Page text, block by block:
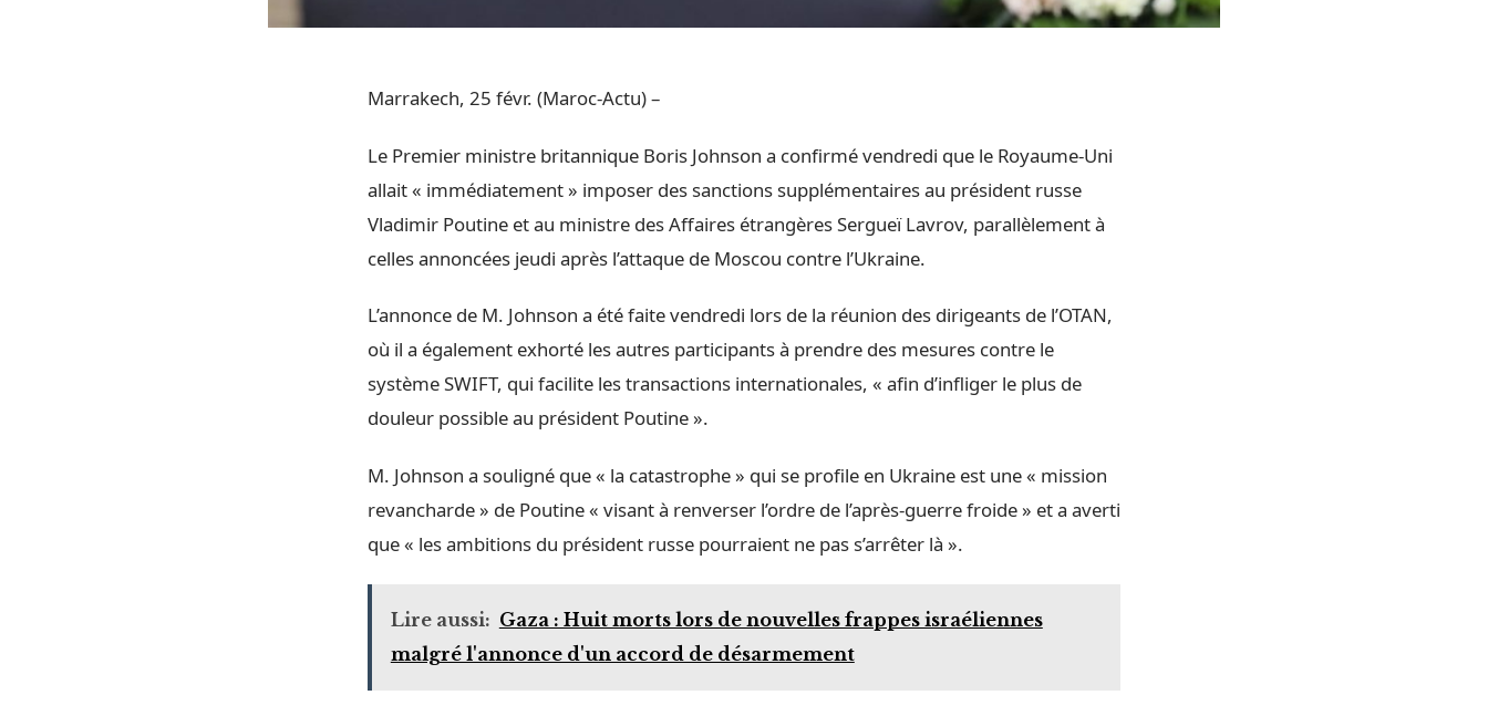
Marrakech, 25 févr. (Maroc-Actu) –
Le Premier ministre britannique Boris Johnson a confirmé vendredi que le Royaume-Uni
allait « immédiatement » imposer des sanctions supplémentaires au président russe
Vladimir Poutine et au ministre des Affaires étrangères Sergueï Lavrov, parallèlement à
celles annoncées jeudi après l’attaque de Moscou contre l’Ukraine.
L’annonce de M. Johnson a été faite vendredi lors de la réunion des dirigeants de l’OTAN,
où il a également exhorté les autres participants à prendre des mesures contre le
système SWIFT, qui facilite les transactions internationales, « afin d’infliger le plus de
douleur possible au président Poutine ».
M. Johnson a souligné que « la catastrophe » qui se profile en Ukraine est une « mission
revancharde » de Poutine « visant à renverser l’ordre de l’après-guerre froide » et a averti
que « les ambitions du président russe pourraient ne pas s’arrêter là ».
Lire aussi: Gaza : Huit morts lors de nouvelles frappes israéliennes
malgré l'annonce d'un accord de désarmement